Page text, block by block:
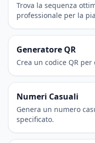
Trova la sequenza
professionale per la
Generatore QR
Crea un codice QR
Numeri Casuali
Genera un numero
specificato.